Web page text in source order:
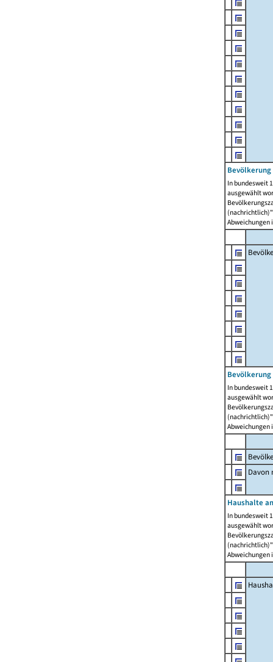
In bundesweit
ausgewählt
Abweichungen
In bundesweit
ausgewählt
Abweichungen
Davon
Haushalte
In bundesweit
ausgewählt
Abweichungen